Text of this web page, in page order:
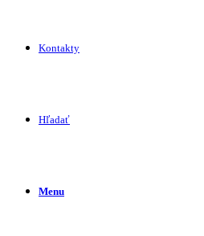
Kontakty
Hľadať
Menu